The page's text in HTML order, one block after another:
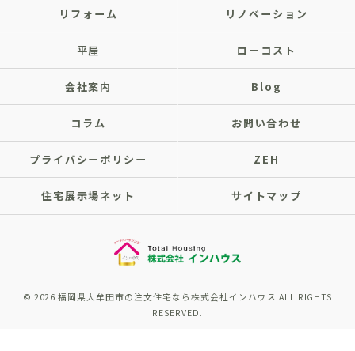
リフォーム リノベーション
平屋 ローコスト
会社案内 Blog
コラム お問い合わせ
プライバシーポリシー ZEH
住宅展示場ネット サイトマップ
© 2026 福岡県大牟田市の注文住宅なら株式会社インハウス ALL RIGHTS
RESERVED.